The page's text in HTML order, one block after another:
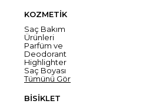
KOZMETİK
Saç Bakım
Ürünleri
Parfüm ve
Deodorant
Highlighter
Saç Boyası
Tümünü Gör
BİSİKLET